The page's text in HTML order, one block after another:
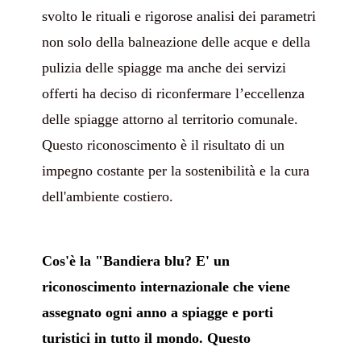
svolto le rituali e rigorose analisi dei parametri
non solo della balneazione delle acque e della
pulizia delle spiagge ma anche dei servizi
offerti ha deciso di riconfermare l’eccellenza
delle spiagge attorno al territorio comunale.
Questo riconoscimento è il risultato di un
impegno costante per la sostenibilità e la cura
dell'ambiente costiero.
Cos'è la "Bandiera blu? E' un
riconoscimento internazionale che viene
assegnato ogni anno a spiagge e porti
turistici in tutto il mondo. Questo